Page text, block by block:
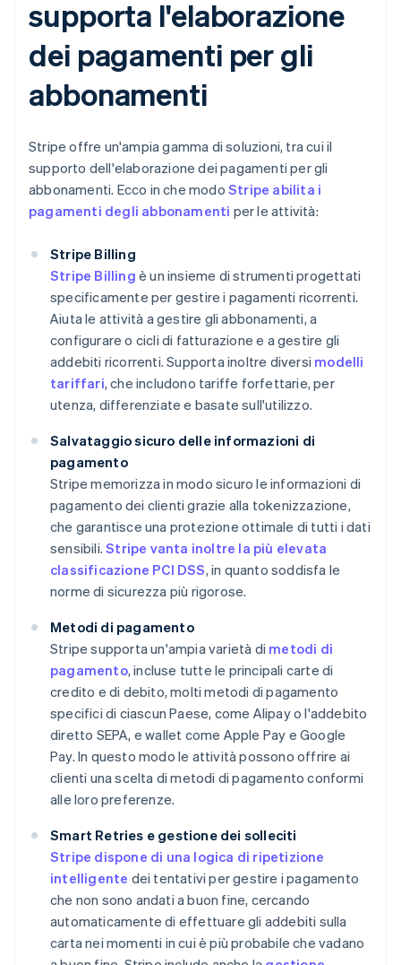
supporta l'elaborazione
dei pagamenti per gli
abbonamenti
Stripe offre un'ampia gamma di soluzioni, tra cui il
supporto dell'elaborazione dei pagamenti per gli
abbonamenti. Ecco in che modo Stripe abilita i
pagamenti degli abbonamenti per le attività:
Stripe Billing
Stripe Billing è un insieme di strumenti progettati
specificamente per gestire i pagamenti ricorrenti.
Aiuta le attività a gestire gli abbonamenti, a
configurare o cicli di fatturazione e a gestire gli
addebiti ricorrenti. Supporta inoltre diversi modelli
tariffari, che includono tariffe forfettarie, per
utenza, differenziate e basate sull'utilizzo.
Salvataggio sicuro delle informazioni di
pagamento
Stripe memorizza in modo sicuro le informazioni di
pagamento dei clienti grazie alla tokenizzazione,
che garantisce una protezione ottimale di tutti i dati
sensibili.Stripe vanta inoltre la più elevata
classificazione PCI DSS, in quanto soddisfa le
norme di sicurezza più rigorose.
Metodi di pagamento
Stripe supporta un'ampia varietà di metodi di
pagamento, incluse tutte le principali carte di
credito e di debito, molti metodi di pagamento
specifici di ciascun Paese, come Alipay o l'addebito
diretto SEPA, e wallet come Apple Pay e Google
Pay. In questo modo le attività possono offrire ai
clienti una scelta di metodi di pagamento conformi
alle loro preferenze.
Smart Retries e gestione dei solleciti
Stripe dispone di una logica di ripetizione
intelligente dei tentativi per gestire i pagamento
che non sono andati a buon fine, cercando
automaticamente di effettuare gli addebiti sulla
carta nei momenti in cui è più probabile che vadano